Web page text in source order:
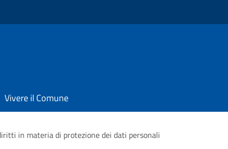
Vivere il Comune
in materia di protezione dei dati personali